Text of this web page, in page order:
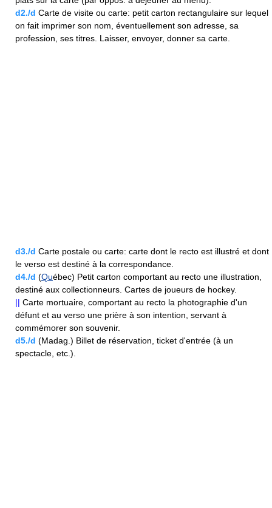
d2./d Carte de visite ou carte: petit carton rectangulaire sur lequel
on fait imprimer son nom, éventuellement son adresse, sa
profession, ses titres. Laisser, envoyer, donner sa carte.
d3./d Carte postale ou carte: carte dont le recto est illustré et dont
le verso est destiné à la correspondance.
d4./d (Québec) Petit carton comportant au recto une illustration,
destiné aux collectionneurs. Cartes de joueurs de hockey.
|| Carte mortuaire, comportant au recto la photographie d'un
défunt et au verso une prière à son intention, servant à
commémorer son souvenir.
d5./d (Madag.) Billet de réservation, ticket d'entrée (à un
spectacle, etc.).